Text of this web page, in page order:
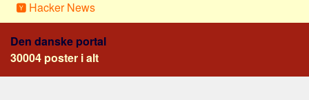
Hacker News
Den danske portal
30004 poster i alt